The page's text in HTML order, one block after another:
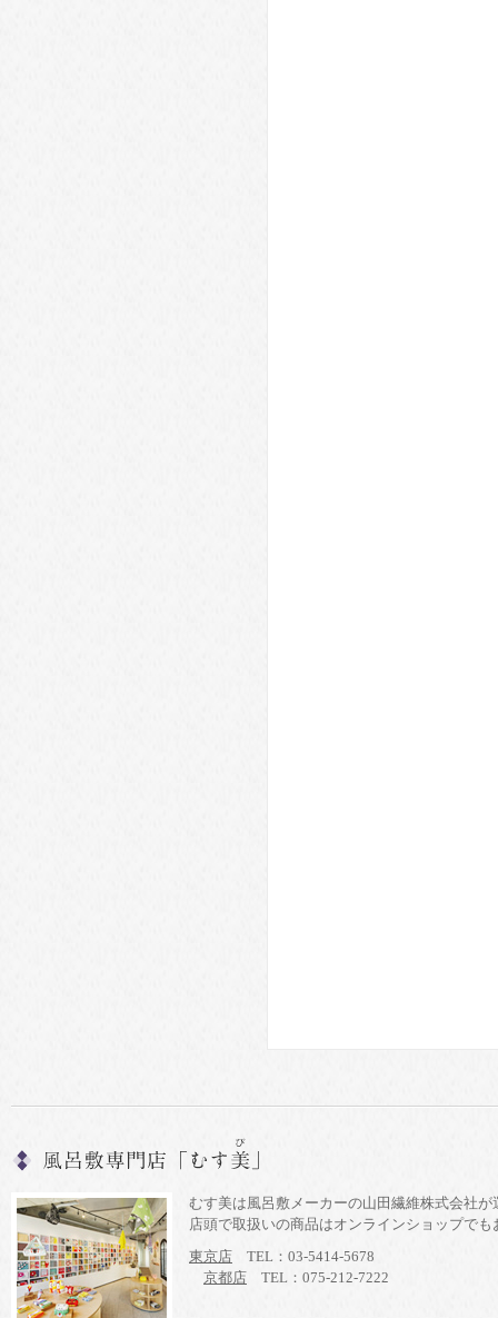
むす美は風呂敷メーカーの山田繊維株式会社
店頭で取扱いの商品はオンラインショップで
東京店 TEL：03-5414-5678
京都店 TEL：075-212-7222